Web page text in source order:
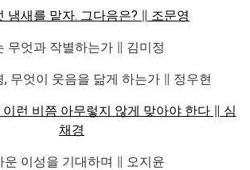
냄새를 맡자. 그다음은? ∥ 조문영
무엇과 작별하는가 ∥ 김미정
, 무엇이 웃음을 닮게 하는가 ∥ 정우현
런 비쯤 아무렇지 않게 맞아야 한다 ∥ 심
채경
운 이성을 기대하며 ∥ 오지윤